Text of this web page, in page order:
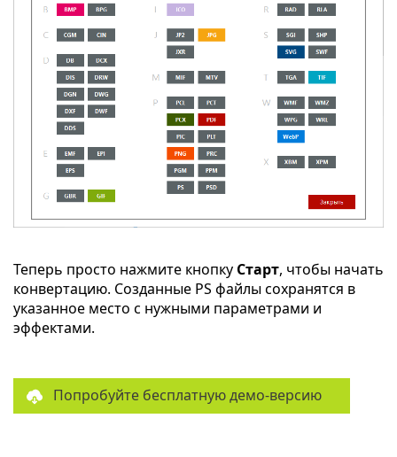
Теперь просто нажмите кнопку Старт, чтобы начать
конвертацию. Созданные PS файлы сохранятся в
указанное место с нужными параметрами и
эффектами.
Попробуйте бесплатную демо-версию